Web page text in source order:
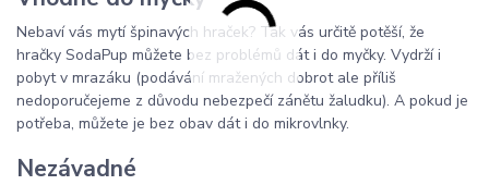
Nebaví vás mytí špinavých hraček? Tak vás určitě potěší, že
hračky SodaPup můžete bez problémů dát i do myčky. Vydrží i
pobyt v mrazáku (podávání mražených dobrot ale příliš
nedoporučejeme z důvodu nebezpečí zánětu žaludku). A pokud je
potřeba, můžete je bez obav dát i do mikrovlnky.
Nezávadné